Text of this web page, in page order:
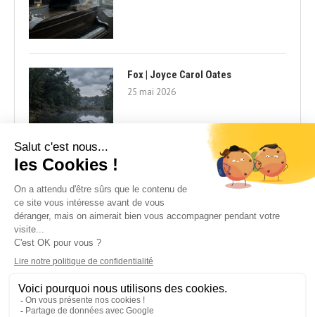
Fox | Joyce Carol Oates
25 mai 2026
Cookie Policy | Vie Privée